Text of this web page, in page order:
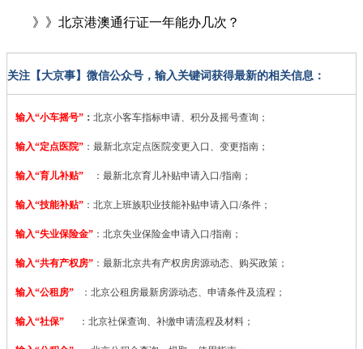
》》北京港澳通行证一年能办几次？
关注【大京事】微信公众号，输入关键词获得最新的相关信息：
输入“小车摇号” ： 北京小客车指标申请、积分及摇号查询；
输入“定点医院” ： 最新北京定点医院变更入口、变更指南；
输入“育儿补贴” ：最新北京育儿补贴申请入口/指南；
输入“技能补贴” ： 北京上班族职业技能补贴申请入口/条件；
输入“失业保险金” ：北京失业保险金申请入口/指南；
输入“共有产权房” ：最新北京共有产权房房源动态、购买政策；
输入“公租房” ：北京公租房最新房源动态、申请条件及流程；
输入“社保” ：北京社保查询、补缴申请流程及材料；